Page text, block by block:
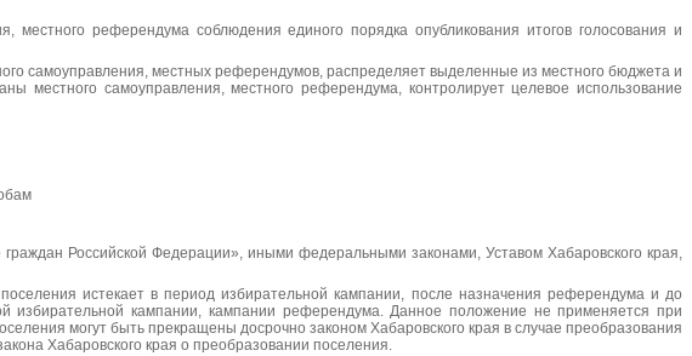
референдума соблюдения единого порядка опубликования итогов голосования и
самоуправления, местных референдумов, распределяет выделенные из местного бюджета и
местного самоуправления, местного референдума, контролирует целевое использование
Российской Федерации», иными федеральными законами, Уставом Хабаровского края,
истекает в период избирательной кампании, после назначения референдума и до
избирательной кампании, кампании референдума. Данное положение не применяется при
могут быть прекращены досрочно законом Хабаровского края в случае преобразования
Хабаровского края о преобразовании поселения.